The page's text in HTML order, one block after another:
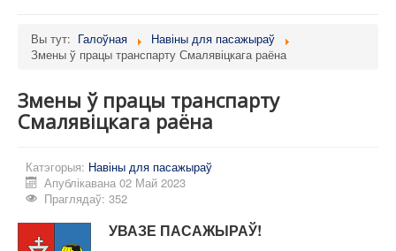
Аб прадпрыемстве
Звароты
Расклад руху
Партал перавозчыкаў
Карта сайта
Вы тут: Галоўная
Навіны для пасажыраў
Змены ў працы транспарту Смалявіцкага раёна
Змены ў працы транспарту
Смалявіцкага раёна
Катэгорыя: Навіны для пасажыраў
Апублікавана 02 Май 2023
Праглядаў: 352
УВАЗЕ ПАСАЖЫРАЎ!